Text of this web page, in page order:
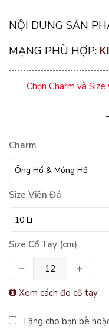
NỘI DUNG SẢN
MẠNG PHÙ HỢP:
Chọn Charm và
Charm
Size Viên Đá
Size Cổ Tay (cm)
Xem cách đo cổ tay
Tặng cho bạn bè